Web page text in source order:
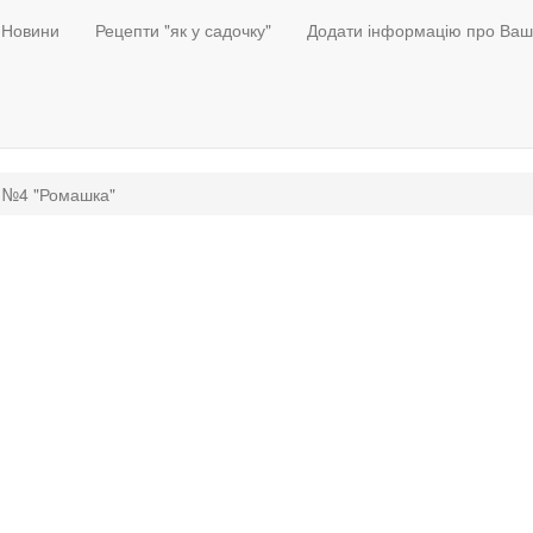
Новини Рецепти "як у садочку" Додати інформацію про
№4 "Ромашка"